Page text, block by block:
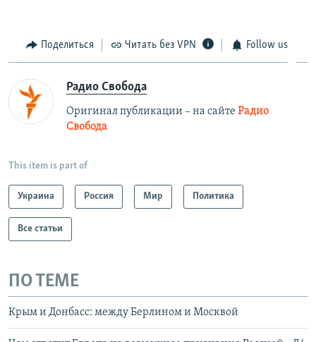
Поделиться Читать без VPN Follow us
Радио Свобода
Оригинал публикации – на сайте Радио
Свобода
This item is part of
Украина Россия Мир Политика
Все статьи
ПО ТЕМЕ
Крым и Донбасс: между Берлином и Москвой